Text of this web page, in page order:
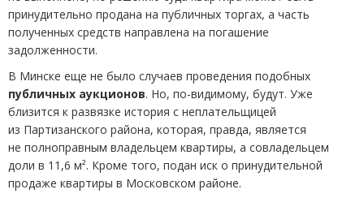
принудительно продана на публичных торгах, а часть
полученных средств направлена на погашение
задолженности.
В Минске еще не было случаев проведения подобных
публичных аукционов. Но, по-видимому, будут. Уже
близится к развязке история с неплательщицей
из Партизанского района, которая, правда, является
не полноправным владельцем квартиры, а совладельцем
доли в 11,6 м². Кроме того, подан иск о принудительной
продаже квартиры в Московском районе.